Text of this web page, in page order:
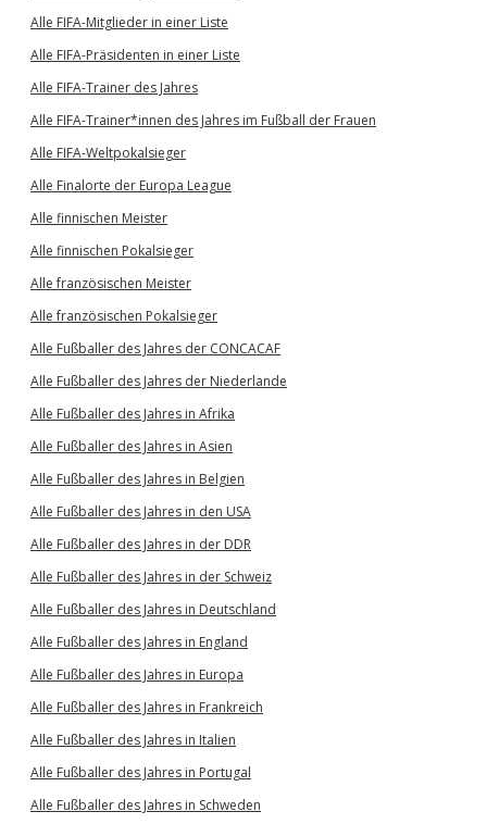
Alle FIFA-Mitglieder in einer Liste
Alle FIFA-Präsidenten in einer Liste
Alle FIFA-Trainer des Jahres
Alle FIFA-Trainer*innen des Jahres im Fußball der Frauen
Alle FIFA-Weltpokalsieger
Alle Finalorte der Europa League
Alle finnischen Meister
Alle finnischen Pokalsieger
Alle französischen Meister
Alle französischen Pokalsieger
Alle Fußballer des Jahres der CONCACAF
Alle Fußballer des Jahres der Niederlande
Alle Fußballer des Jahres in Afrika
Alle Fußballer des Jahres in Asien
Alle Fußballer des Jahres in Belgien
Alle Fußballer des Jahres in den USA
Alle Fußballer des Jahres in der DDR
Alle Fußballer des Jahres in der Schweiz
Alle Fußballer des Jahres in Deutschland
Alle Fußballer des Jahres in England
Alle Fußballer des Jahres in Europa
Alle Fußballer des Jahres in Frankreich
Alle Fußballer des Jahres in Italien
Alle Fußballer des Jahres in Portugal
Alle Fußballer des Jahres in Schweden